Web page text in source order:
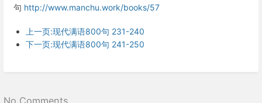
句 http://www.manchu.work/books/57
上一页:现代满语800句 231-240
下一页:现代满语800句 241-250